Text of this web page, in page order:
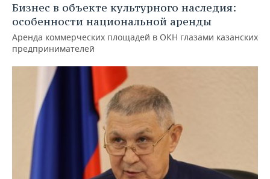
Бизнес в объекте культурного наследия:
особенности национальной аренды
Аренда коммерческих площадей в ОКН глазами казанских
предпринимателей